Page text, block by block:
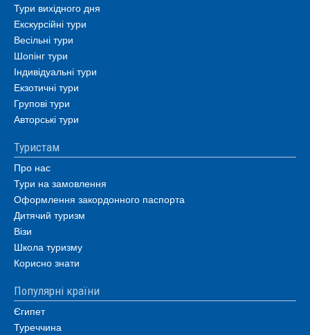
Тури вихідного дня
Екскурсійні тури
Весільні тури
Шопінг тури
Індивідуальні тури
Екзотичні тури
Групові тури
Авторські тури
Туристам
Про нас
Тури на замовлення
Оформлення закордонного паспорта
Дитячий туризм
Візи
Школа туризму
Корисно знати
Популярні країни
Єгипет
Туреччина